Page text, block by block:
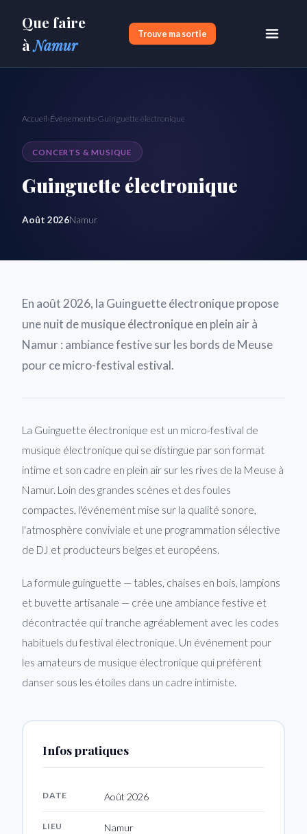
Que faire
àNamur
Trouve ma sortie
Accueil›Événements›Guinguette électronique
CONCERTS & MUSIQUE
Guinguette électronique
Août 2026Namur
En août 2026, la Guinguette électronique propose
une nuit de musique électronique en plein air à
Namur : ambiance festive sur les bords de Meuse
pour ce micro-festival estival.
La Guinguette électronique est un micro-festival de
musique électronique qui se distingue par son format
intime et son cadre en plein air sur les rives de la Meuse à
Namur. Loin des grandes scènes et des foules
compactes, l'événement mise sur la qualité sonore,
l'atmosphère conviviale et une programmation sélective
de DJ et producteurs belges et européens.
La formule guinguette — tables, chaises en bois, lampions
et buvette artisanale — crée une ambiance festive et
décontractée qui tranche agréablement avec les codes
habituels du festival électronique. Un événement pour
les amateurs de musique électronique qui préfèrent
danser sous les étoiles dans un cadre intimiste.
Infos pratiques
DATE Août 2026
LIEU Namur